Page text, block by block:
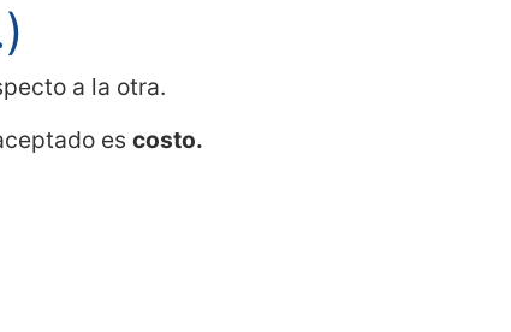
a la otra.
es costo.